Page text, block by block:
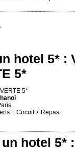
hotel 5* :
5*
5*
+ Circuit + Repas
hotel 5*